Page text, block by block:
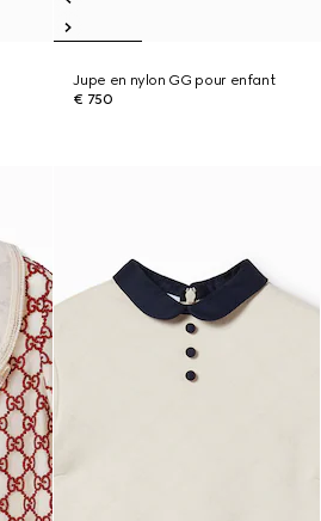
Jupe en nylon GG pour enfant
€ 750